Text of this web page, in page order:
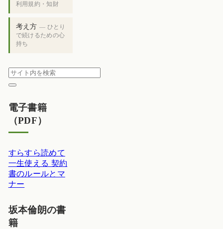
利用規約・知財
考え方 — ひとり
で続けるための心
持ち
電子書籍
（PDF）
すらすら読めて
一生使える 契約
書のルールとマ
ナー
坂本倫朗の書
籍